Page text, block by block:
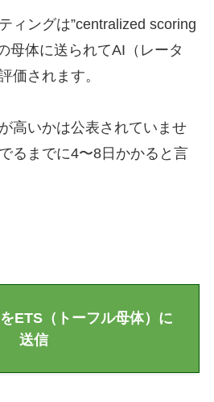
ィングは”centralized scoring
母体に送られてAI（レータ
価されます。
高いかは公表されていませ
るまでに4〜8日かかると言
ETS（トーフル母体） に
送信